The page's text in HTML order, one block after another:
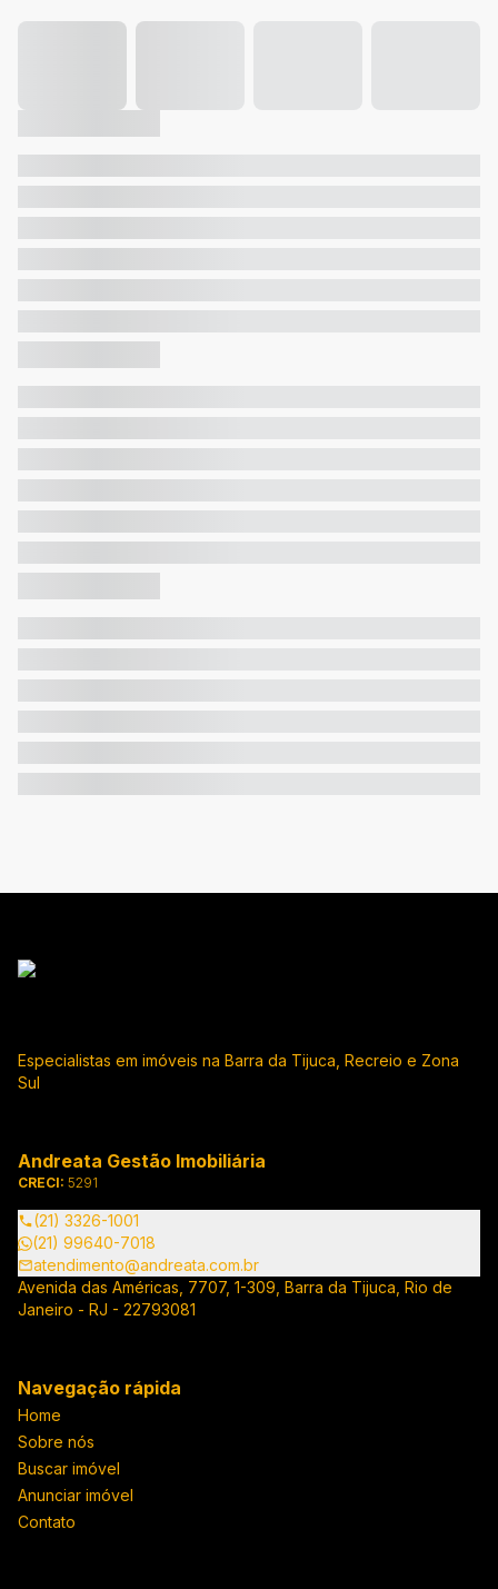
Especialistas em imóveis na Barra da Tijuca, Recreio e Zona
Sul
Andreata Gestão Imobiliária
CRECI: 5291
(21) 3326-1001
(21) 99640-7018
atendimento@andreata.com.br
Avenida das Américas, 7707, 1-309, Barra da Tijuca, Rio de
Janeiro - RJ - 22793081
Navegação rápida
Home
Sobre nós
Buscar imóvel
Anunciar imóvel
Contato